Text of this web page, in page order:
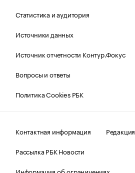
Статистика и аудитория
Источники данных
Источник отчетности Контур.Фокус
Вопросы и ответы
Политика Cookies РБК
Контактная информация
Редакция
Рассылка РБК Новости